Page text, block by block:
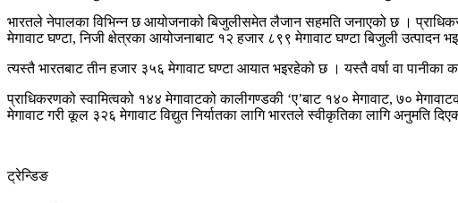
भारतले नेपालका विभिन्न छ आयोजनाको बिजुलीसमेत लैजान सहमति जनाएको छ ।
मेगावाट घण्टा, निजी क्षेत्रका आयोजनाबाट १२ हजार ८९९ मेगावाट घण्टा बिजुली उत्पादन
त्यस्तै भारतबाट तीन हजार ३५६ मेगावाट घण्टा आयात भइरहेको छ । यस्तै वर्षा वा
प्राधिकरणको स्वामित्वको १४४ मेगावाटको कालीगण्डकी ‘ए’बाट १४० मेगावाट, ७०
मेगावाट गरी कूल ३२६ मेगावाट विद्युत निर्यातका लागि भारतले स्वीकृतिका लागि अनुमति
ट्रेन्डिङ